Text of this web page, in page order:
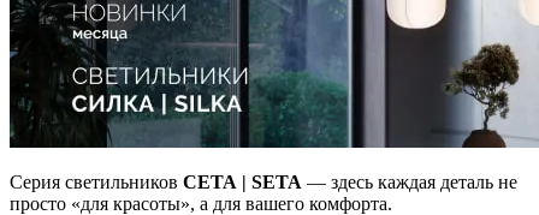
Серия светильников СЕТА | SETA — здесь каждая деталь не
просто «для красоты», а для вашего комфорта.